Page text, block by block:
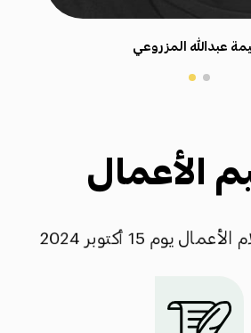
عبدالله المزروعي
الأعمال
يوم 15 أكتوبر 2024